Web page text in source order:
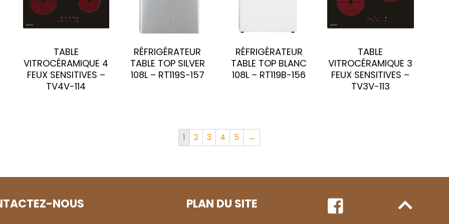
TABLE
VITROCÉRAMIQUE 4
FEUX SENSITIVES –
TV4V-114
RÉFRIGÉRATEUR
TABLE TOP SILVER
108L – RT119S-157
RÉFRIGÉRATEUR
TABLE TOP BLANC
108L – RT119B-156
TABLE
VITROCÉRAMIQUE 3
FEUX SENSITIVES –
TV3V-113
1 2 3 4 5 →
NOUS PLAN DU SITE